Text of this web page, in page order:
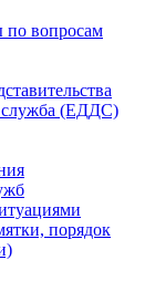
вопросам
служба (ЕДДС)
порядок